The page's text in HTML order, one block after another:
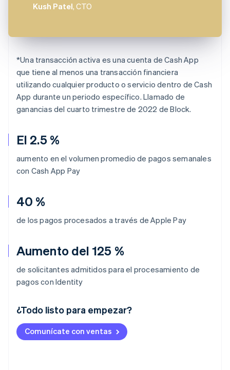
El 2.5 %
aumento en el volumen promedio de pagos semanales
con Cash App Pay
40 %
de los pagos procesados a través de Apple Pay
Aumento del 125 %
de solicitantes admitidos para el procesamiento de
pagos con Identity
¿Todo listo para empezar?
Comunícate con ventas
Kush Patel, CTO
*Una transacción activa es una cuenta de Cash App
que tiene al menos una transacción financiera
utilizando cualquier producto o servicio dentro de Cash
App durante un periodo específico. Llamado de
ganancias del cuarto trimestre de 2022 de Block.
Alemania
DeutschEnglish
Australia